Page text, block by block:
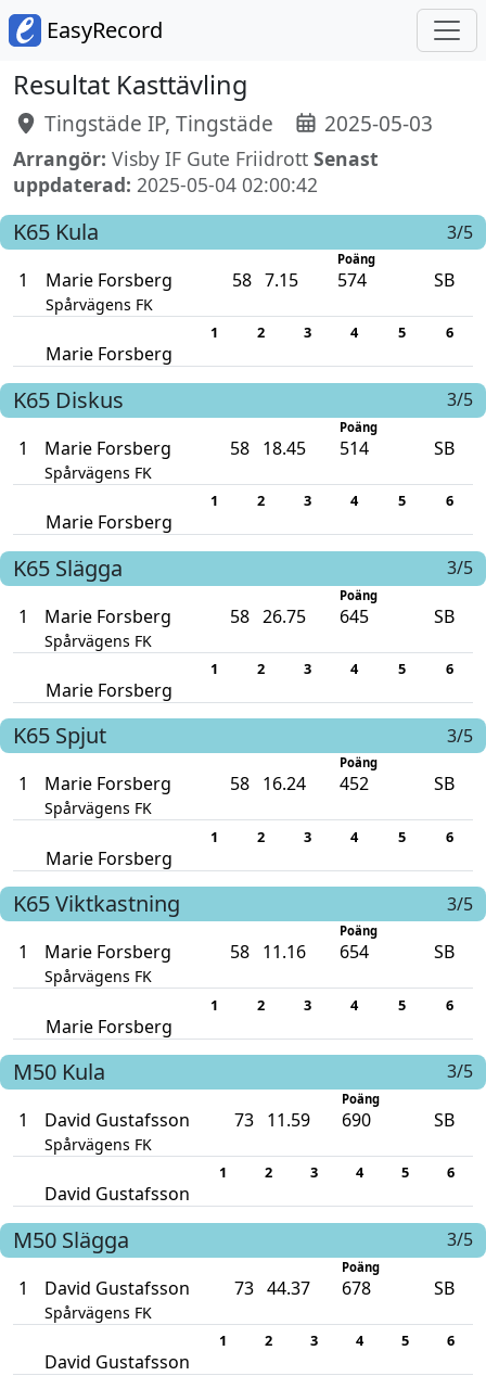
EasyRecord
Resultat Kasttävling
Tingstäde IP, Tingstäde 2025-05-03
Arrangör: Visby IF Gute Friidrott Senast
uppdaterad: 2025-05-04 02:00:42
K65 Kula 3/5
Poäng
1 Marie Forsberg
Spårvägens FK
58 7.15 574 SB
1 2 3 4 5 6
Marie Forsberg
K65 Diskus 3/5
Poäng
1 Marie Forsberg
Spårvägens FK
58 18.45 514 SB
1 2 3 4 5 6
Marie Forsberg
K65 Slägga 3/5
Poäng
1 Marie Forsberg
Spårvägens FK
58 26.75 645 SB
1 2 3 4 5 6
Marie Forsberg
K65 Spjut 3/5
Poäng
1 Marie Forsberg
Spårvägens FK
58 16.24 452 SB
1 2 3 4 5 6
Marie Forsberg
K65Viktkastning 3/5
Poäng
1 Marie Forsberg
Spårvägens FK
58 11.16 654 SB
1 2 3 4 5 6
Marie Forsberg
M50 Kula 3/5
Poäng
1 David Gustafsson
Spårvägens FK
73 11.59 690 SB
1 2 3 4 5 6
David Gustafsson
M50 Slägga 3/5
Poäng
1 David Gustafsson
Spårvägens FK
73 44.37 678 SB
1 2 3 4 5 6
David Gustafsson